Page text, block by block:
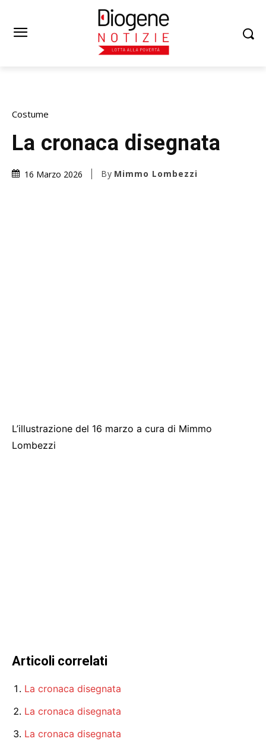
Costume
La cronaca disegnata
16 Marzo 2026 By Mimmo Lombezzi
L’illustrazione del 16 marzo a cura di Mimmo
Lombezzi
Articoli correlati
La cronaca disegnata
La cronaca disegnata
La cronaca disegnata